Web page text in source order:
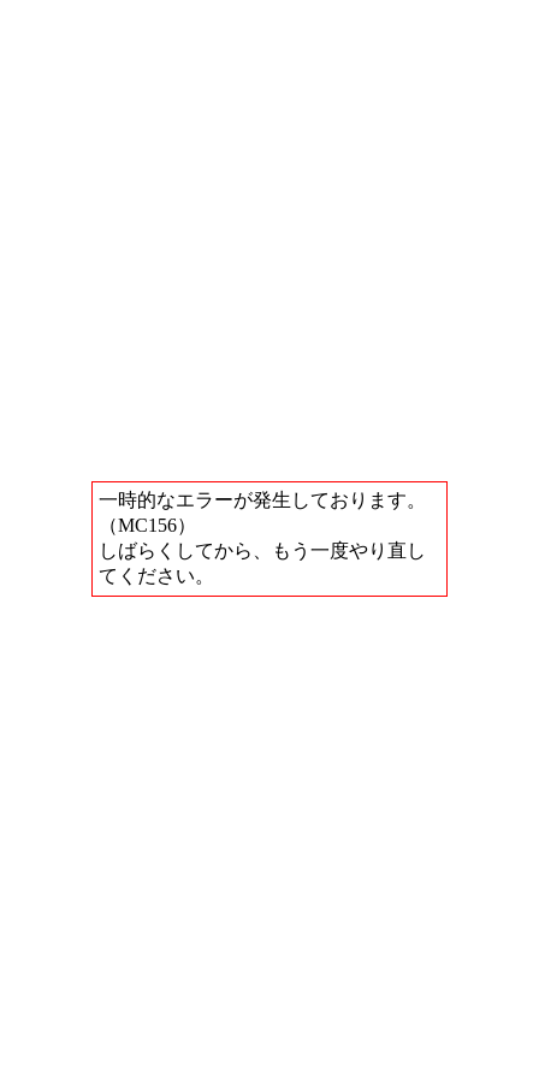
一時的なエラーが発生しております。
（MC156）
しばらくしてから、もう一度やり直し
てください。